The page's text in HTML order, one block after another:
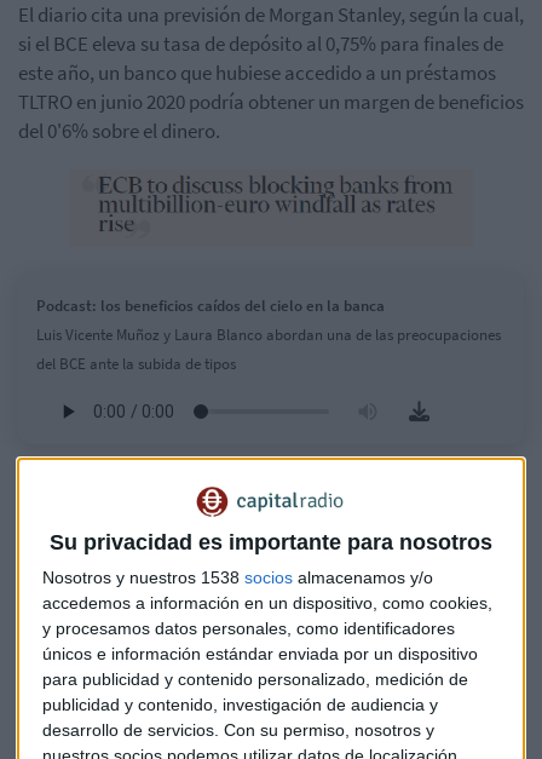
Su privacidad es importante para nosotros
Nosotros y nuestros 1538 socios almacenamos y/o
accedemos a información en un dispositivo, como cookies,
y procesamos datos personales, como identificadores
únicos e información estándar enviada por un dispositivo
para publicidad y contenido personalizado, medición de
publicidad y contenido, investigación de audiencia y
desarrollo de servicios. Con su permiso, nosotros y
El diario cita una previsión de Morgan Stanley, según la cual,
si el BCE eleva su tasa de depósito al 0,75% para finales de
este año, un banco que hubiese accedido a un préstamos
TLTRO en junio 2020 podría obtener un margen de beneficios
del 0'6% sobre el dinero.
Podcast: los beneficios caídos del cielo en la banca
Luis Vicente Muñoz y Laura Blanco abordan una de las preocupaciones
del BCE ante la subida de tipos